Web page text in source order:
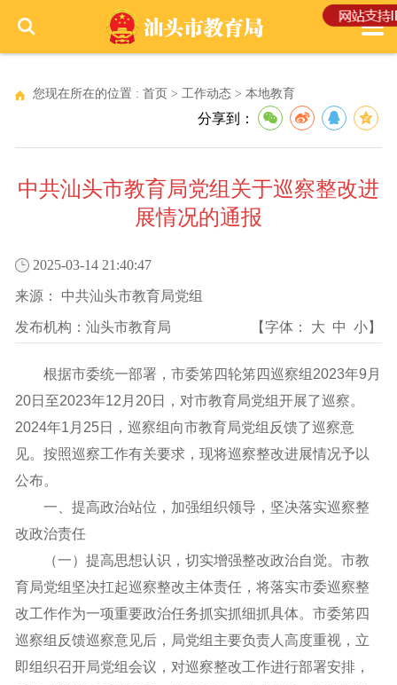
您现在所在的位置 : 首页 > 工作动态 > 本地教育
分享到：
中共汕头市教育局党组关于巡察整改进
展情况的通报
2025-03-14 21:40:47
来源： 中共汕头市教育局党组
发布机构： 汕头市教育局 【字体： 大 中 小】
根据市委统一部署，市委笫四轮笫四巡察组2023年9月
20日至2023年12月20日，对市教育局党组开展了巡察。
2024年1月25日，巡察组向市教育局党组反馈了巡察意
见。按照巡察工作有关要求，现将巡察整改进展情况予以
公布。
一、提高政治站位，加强组织领导，坚决落实巡察整
改政治责任
（一）提高思想认识，切实增强整改政治自觉。市教
育局党组坚决扛起巡察整改主体责任，将落实市委巡察整
改工作作为一项重要政治任务抓实抓细抓具体。市委笫四
巡察组反馈巡察意见后，局党组主要负责人高度重视，立
即组织召开局党组会议，对巡察整改工作进行部署安排，